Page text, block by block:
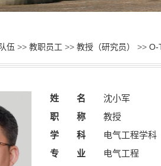
伍 >> 教职员工 >> 教授（研究员） >> O-
姓 名 沈小军
职 称 教授
学 科 电气工程学科
专 业 电气工程